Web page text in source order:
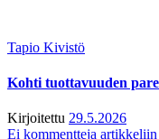
Tapio Kivistö
Kohti tuottavuuden
Kirjoitettu 29.5.2026
Ei kommentteja artikkeliin